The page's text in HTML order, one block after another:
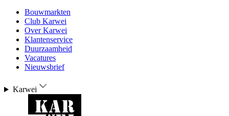
Bouwmarkten
Club Karwei
Over Karwei
Klantenservice
Duurzaamheid
Vacatures
Nieuwsbrief
Karwei